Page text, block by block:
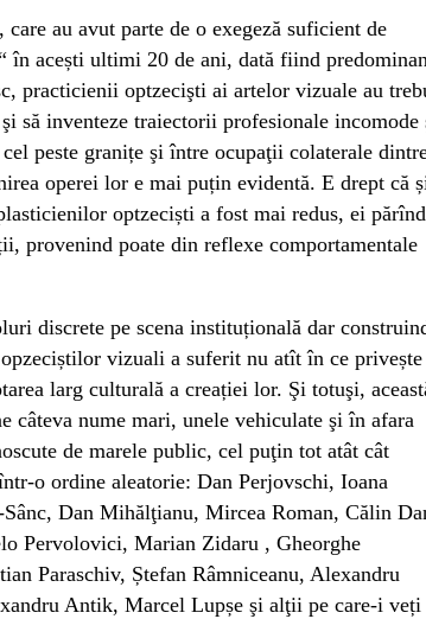
au avut parte de o exegeză suficient de
în acești ultimi 20 de ani, dată fiind
practicienii optzecişti ai artelor vizuale au
să inventeze traiectorii profesionale incomode
peste granițe şi între ocupaţii colaterale
operei lor e mai puțin evidentă. E drept că
optzeciști a fost mai redus, ei părînd
provenind poate din reflexe comportamentale
discrete pe scena instituțională dar
vizuali a suferit nu atît în ce privește
larg culturală a creației lor. Şi totuşi,
câteva nume mari, unele vehiculate şi în afara
de marele public, cel puţin tot atât cât
o ordine aleatorie: Dan Perjovschi, Ioana
Dan Mihălţianu, Mircea Roman, Călin
Pervolovici, Marian Zidaru , Gheorghe
Paraschiv, Ștefan Râmniceanu, Alexandru
Antik, Marcel Lupșe şi alţii pe care-i veți